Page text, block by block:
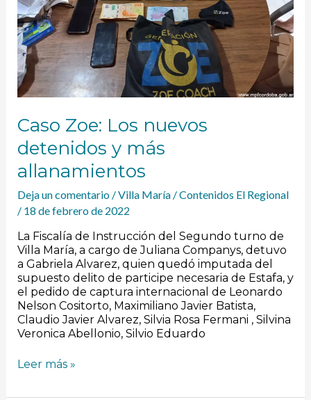
Caso Zoe: Los nuevos
detenidos y más
allanamientos
Deja un comentario /Villa María/Contenidos El Regional
/ 18 de febrero de 2022
La Fiscalía de Instrucción del Segundo turno de
Villa María, a cargo de Juliana Companys, detuvo
a Gabriela Alvarez, quien quedó imputada del
supuesto delito de participe necesaria de Estafa, y
el pedido de captura internacional de Leonardo
Nelson Cositorto, Maximiliano Javier Batista,
Claudio Javier Alvarez, Silvia Rosa Fermani , Silvina
Veronica Abellonio, Silvio Eduardo
Leer más »